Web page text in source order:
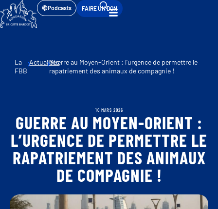
Podcasts FAIRE UN DON
La
FBB
ActualitésGuerre au Moyen-Orient : l’urgence de permettre le
rapatriement des animaux de compagnie !
10 MARS 2026
GUERRE AU MOYEN-ORIENT :
L’URGENCE DE PERMETTRE LE
RAPATRIEMENT DES ANIMAUX
DE COMPAGNIE !